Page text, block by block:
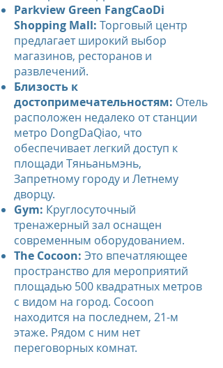
Parkview Green FangCaoDi
Shopping Mall: Торговый центр
предлагает широкий выбор
магазинов, ресторанов и
развлечений.
Близость к
достопримечательностям: Отель
расположен недалеко от станции
метро DongDaQiao, что
обеспечивает легкий доступ к
площади Тяньаньмэнь,
Запретному городу и Летнему
дворцу.
Gym: Круглосуточный
тренажерный зал оснащен
современным оборудованием.
The Cocoon: Это впечатляющее
пространство для мероприятий
площадью 500 квадратных метров
с видом на город. Cocoon
находится на последнем, 21-м
этаже. Рядом с ним нет
переговорных комнат.